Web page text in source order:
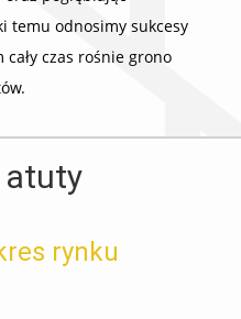
temu odnosimy sukcesy
czas rośnie grono
atuty
rynku